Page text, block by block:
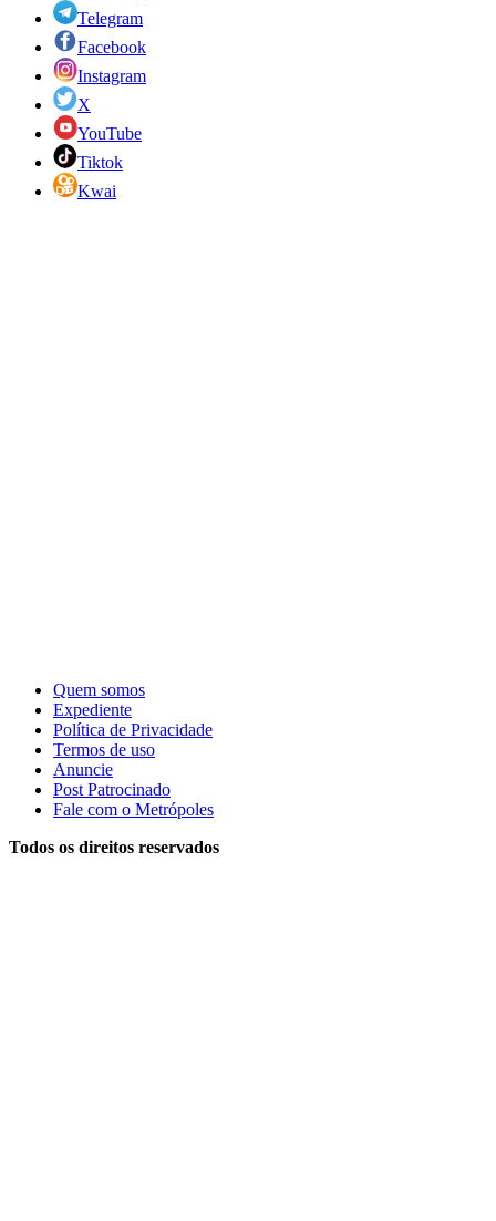
Telegram
Facebook
Instagram
X
YouTube
Tiktok
Kwai
Quem somos
Expediente
Política de Privacidade
Termos de uso
Anuncie
Post Patrocinado
Fale com o Metrópoles
Todos os direitos reservados